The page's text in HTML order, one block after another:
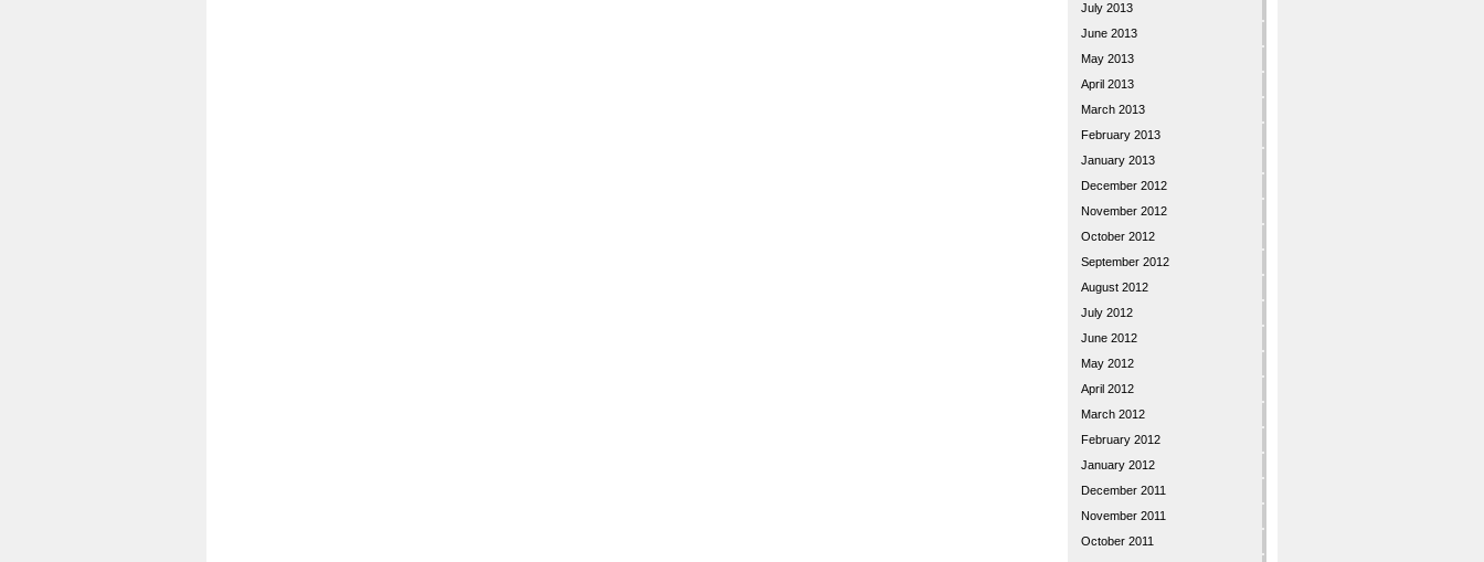
July 2013
June 2013
May 2013
April 2013
March 2013
February 2013
January 2013
December 2012
November 2012
October 2012
September 2012
August 2012
July 2012
June 2012
May 2012
April 2012
March 2012
February 2012
January 2012
December 2011
November 2011
October 2011